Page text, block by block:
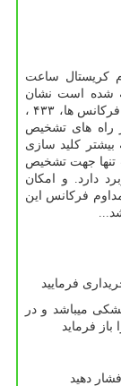
کریستال ساعت
شده است نشان
دهنده ی فرکانس ریموت می باشد که معمولا این فرکانس ها، ۴۳۳ ،
از راه های تشخیص
کلید سازی
تنها جهت تشخیص
دارد. و امکان
فرکانس این
فرمایید
میباشد و در
فرماید
دهید